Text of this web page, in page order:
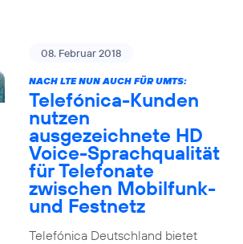
08. Februar 2018
NACH LTE NUN AUCH FÜR UMTS:
Telefónica-Kunden
nutzen
ausgezeichnete HD
Voice-Sprachqualität
für Telefonate
zwischen Mobilfunk-
und Festnetz
Telefónica Deutschland bietet